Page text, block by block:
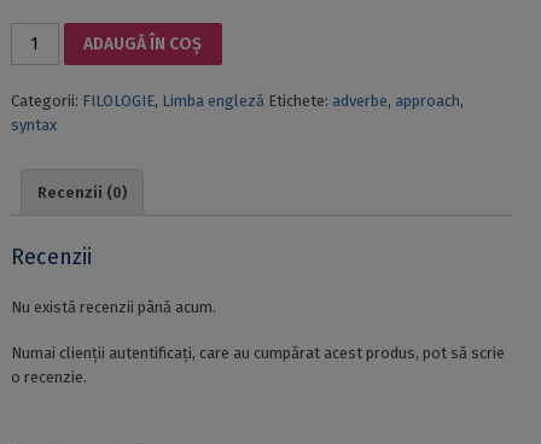
Cantitate
APPROACH
TO
ENGLISH
ROMANIAN
TEMPORAL
ASPECTUAL
ADVERBS
ADAUGĂ ÎN COȘ
Categorii: FILOLOGIE, Limba engleză Etichete: adverbe, approach,
syntax
Recenzii (0)
Recenzii
Nu există recenzii până acum.
Numai clienții autentificați, care au cumpărat acest produs, pot să scrie
o recenzie.